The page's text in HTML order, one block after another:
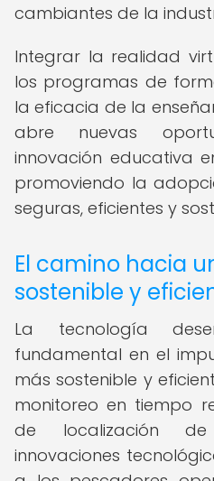
cambiantes de la
Integrar la realidad
los programas de
la eficacia de la
abre nuevas
innovación educativa
promoviendo la
seguras, eficientes y
El camino hacia
sostenible y
La tecnología
fundamental en el
más sostenible y
monitoreo en tiempo
de localización
innovaciones